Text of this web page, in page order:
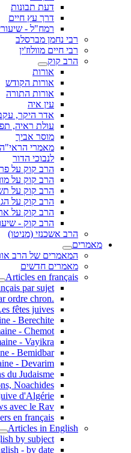
דעת תבונות
דרך עץ חיים
רמח"ל -
רבי נחמן מברסלב
רבי חיים מוולוז'ין
הרב קוק
אורות
אורות הקודש
אורות התורה
עין איה
אדר היקר,
עולת ראיה,
מוסר אביך
מאמרי הראי"ה
לנבוכי הדור
הרב קוק על
הרב קוק על
הרב קוק על
הרב קוק על
הרב קוק על
הרב קוק -
הרב אשכנזי (מניטו)
מאמרים
המאמרים של הרב
מאמרים חדשים
Articles en français
par sujet
.Articles en français - par ordre chron
fêtes juives
- Berechite
- Chemot
- Vayikra
- Bemidbar
- Devarim
du Judaisme
Noachides
d'Algérie
avec le Rav
en français
Articles in English
by subject
- by date